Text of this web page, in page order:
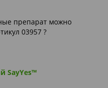
препарат можно
03957 ?
SayYes™